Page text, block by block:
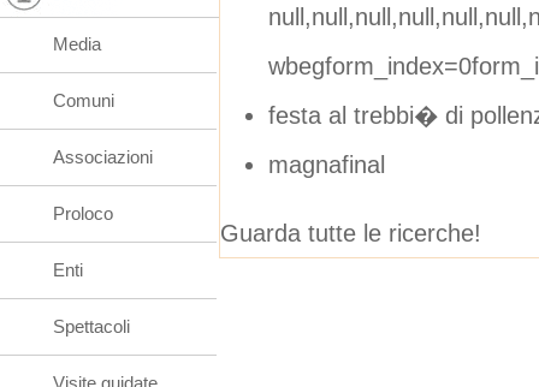
festa al trebbi� di
magnafinal
Guarda tutte le ricerche!
Media
Comuni
Associazioni
Proloco
Enti
Spettacoli
Visite guidate